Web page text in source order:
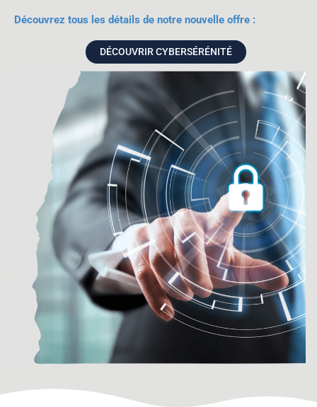
Découvrez tous les détails de notre nouvelle offre :
DÉCOUVRIR CYBERSÉRÉNITÉ